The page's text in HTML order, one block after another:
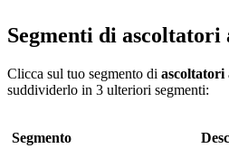
Segmenti di
Clicca sul tuo segmento di ascoltatori
suddividerlo in 3 ulteriori segmenti:
Segmento